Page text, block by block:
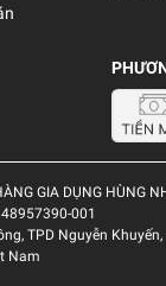
GIA DỤNG HÙNG
001
TPD Nguyễn
Nam